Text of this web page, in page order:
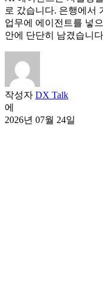
로 갔습니다. 은행에서
업무에 에이전트를 넣
안에 단단히 남겼습니
작성자 DX Talk
에
2026년 07월 24일